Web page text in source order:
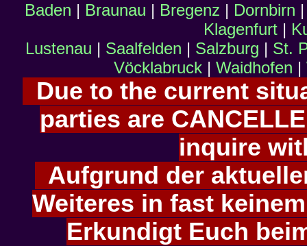
Baden | Braunau | Bregenz | Dornbirn
Klagenfurt |
Lustenau | Saalfelden | Salzburg | St.
Vöcklabruck| Waidhofen |
Due to the current
parties are
inquire
Aufgrund der
Weiteres in fast
Erkundigt Euch